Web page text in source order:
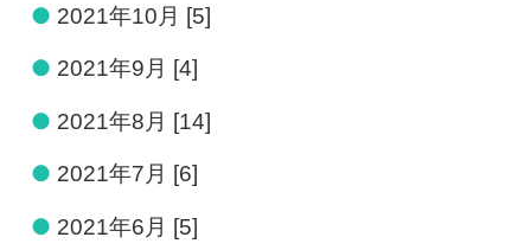
● 2021年10月 [5]
● 2021年9月 [4]
● 2021年8月 [14]
● 2021年7月 [6]
● 2021年6月 [5]